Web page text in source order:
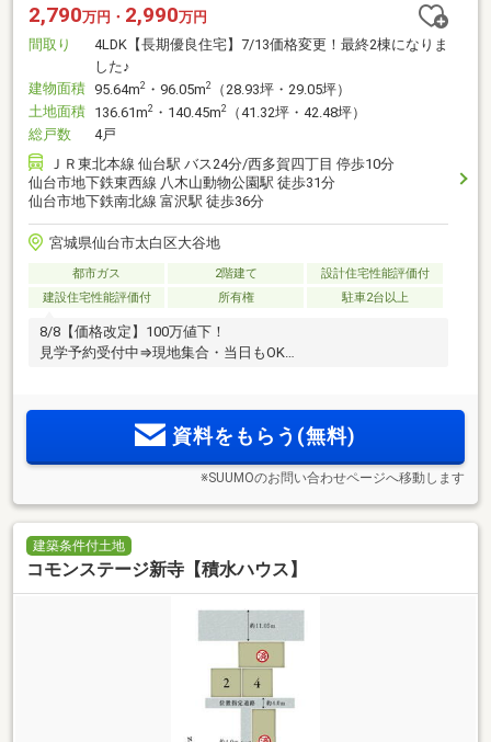
2,790万円・ 2,990万円
間取り
4LDK【長期優良住宅】7/13価格変更！最終2棟になりま
した♪
建物面積 95.64m2 ・96.05m2
（28.93坪・29.05坪）
土地面積 136.61m2 ・140.45m2
（41.32坪・42.48坪）
総戸数
4戸
ＪＲ東北本線 仙台駅 バス24分/西多賀四丁目 停歩10分
仙台市地下鉄東西線 八木山動物公園駅 徒歩31分
仙台市地下鉄南北線 富沢駅 徒歩36分
宮城県仙台市太白区大谷地
都市ガス 2階建て
設計住宅性能評価付
建設住宅性能評価付
所有権 駐車2台以上
8/8【価格改定】100万値下！
見学予約受付中⇒現地集合・当日もOK
資料をもらう(無料)
※SUUMOのお問い合わせページへ移動します
建築条件付土地
コモンステージ新寺【積水ハウス】